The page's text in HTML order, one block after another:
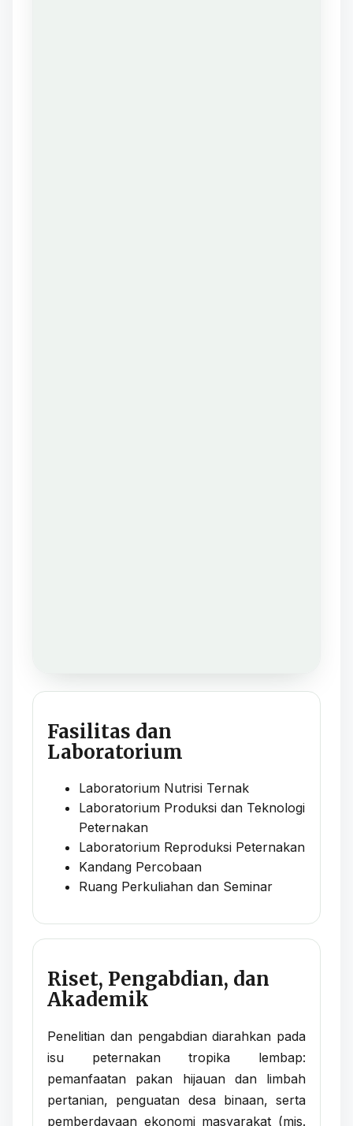
Fasilitas dan
Laboratorium
Laboratorium Nutrisi Ternak
Laboratorium Produksi dan Teknologi
Peternakan
Laboratorium Reproduksi Peternakan
Kandang Percobaan
Ruang Perkuliahan dan Seminar
Riset, Pengabdian, dan
Akademik
Penelitian dan pengabdian diarahkan pada
isu peternakan tropika lembap:
pemanfaatan pakan hijauan dan limbah
pertanian, penguatan desa binaan, serta
pemberdayaan ekonomi masyarakat (mis.